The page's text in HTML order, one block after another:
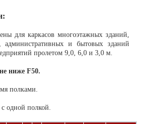
для каркасов многоэтажных зданий,
административных и бытовых зданий
пролетом 9,0, 6,0 и 3,0 м.
ниже F50.
полками.
с одной полкой.